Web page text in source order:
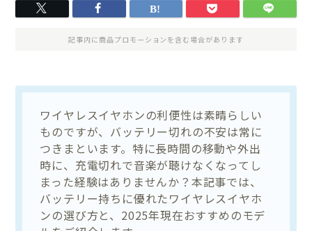
記事内に商品プロモーションを含む場合があります
ワイヤレスイヤホンの利便性は素晴らしい
ものですが、バッテリー切れの不安は常に
つきまといます。特に長時間の移動や外出
時に、充電切れで音楽が聴けなくなってし
まった経験はありませんか？本記事では、
バッテリー持ちに優れたワイヤレスイヤホ
ンの選び方と、2025年現在おすすめのモデ